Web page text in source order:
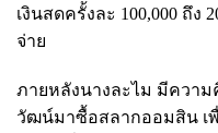
เงินสดครั้งละ 100,000 ถึง
จ่าย
ภายหลังนางละไม มีความ
วัฒน์มาซื้อสลากออมสิน เ